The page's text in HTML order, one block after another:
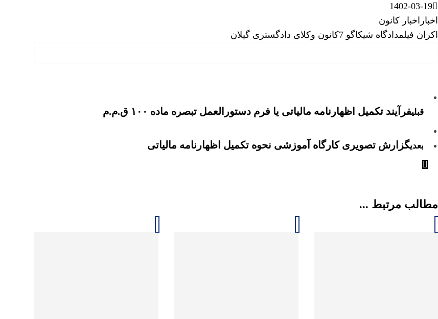
1402-03-19
اخبار اخبار کانون
اکران فیلمدادگاه شیکاگو 7 کانون وکلای دادگستری گیلان
قبلیفرآیند تکمیل اظهارنامه مالیاتی یا فرم دستورالعمل تبصره ماده ۱۰۰ ق.م.م
بعدیگزارش تصویری کارگاه آموزشی نحوه تکمیل اظهارنامه مالیاتی
مطالب مرتبط ...